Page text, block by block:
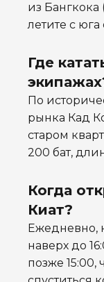
из
летите с юга
Где
По
рынка Кад
старом
200 бат,
Когда
Киат?
Ежедневно,
наверх до
позже 15:00,